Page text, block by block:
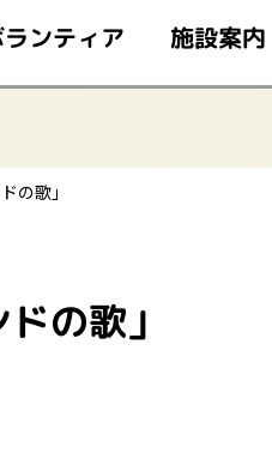
ンティア 施設案内
の歌」
の歌」